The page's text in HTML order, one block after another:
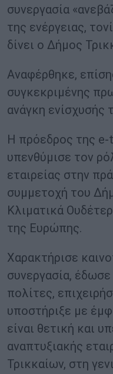
συνεργασία
της ενέργειας,
δίνει ο Δήμος
Αναφέρθηκε,
συγκεκριμένης
ανάγκη ενίσχυσής
Η πρόεδρος της e-
υπενθύμισε τον
εταιρείας στην
συμμετοχή του
Κλιματικά
της Ευρώπης.
Χαρακτήρισε
συνεργασία,
πολίτες,
υποστήριξε με
είναι θετική και
αναπτυξιακής
Τρικκαίων, στη